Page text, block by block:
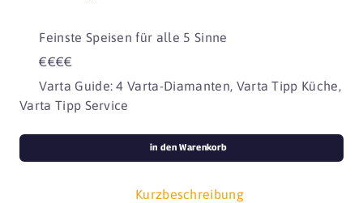
Feinste Speisen für alle 5 Sinne
€€€€
Varta Guide: 4 Varta-Diamanten, Varta Tipp Küche,
Varta Tipp Service
Kurzbeschreibung
in den Warenkorb